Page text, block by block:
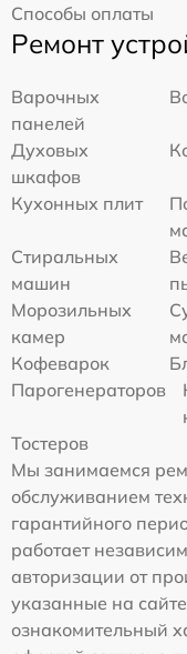
Способы оплаты
Ремонт
Варочных
панелей
Духовых
шкафов
Кухонных плит
Стиральных
машин
Морозильных
камер
Кофеварок
Парогенераторов
Тостеров
Мы занимаемся
обслуживанием
гарантийного
работает
авторизации от
указанные на
ознакомительный